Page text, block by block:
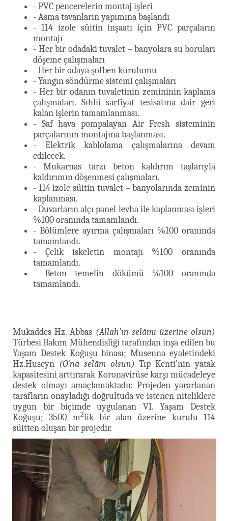
- PVC pencerelerin montaj işleri
- Asma tavanların yapımına başlandı
- 114 izole süitin inşaatı için PVC parçaların
montajı
- Her bir odadaki tuvalet – banyolara su boruları
döşeme çalışmaları
- Her bir odaya şofben kurulumu
- Yangın söndürme sistemi çalışmaları
- Her bir odanın tuvaletinin zemininin kaplama
çalışmaları. Sıhhi sarfiyat tesisatına dair geri
kalan işlerin tamamlanması.
- Saf hava pompalayan Air Fresh sisteminin
parçalarının montajına başlanması.
- Elektrik kablolama çalışmalarına devam
edilecek.
- Mukarnas tarzı beton kaldırım taşlarıyla
kaldırımın döşenmesi çalışmaları.
- 114 izole süitin tuvalet – banyolarında zeminin
kaplanması.
- Duvarların alçı panel levha ile kaplanması işleri
%100 oranında tamamlandı.
- Bölümlere ayırma çalışmaları %100 oranında
tamamlandı.
- Çelik iskeletin montajı %100 oranında
tamamlandı.
- Beton temelin dökümü %100 oranında
tamamlandı.
Mukaddes Hz. Abbas (Allah’ın selâmı üzerine olsun)
Türbesi Bakım Mühendisliği tarafından inşa edilen bu
Yaşam Destek Koğuşu binası; Musenna eyaletindeki
Hz.Huseyn (O’na selâm olsun) Tıp Kenti’nin yatak
kapasitesini arttırarak Koronavirüse karşı mücadeleye
destek olmayı amaçlamaktadır. Projeden yararlanan
tarafların onayladığı doğrultuda ve istenen niteliklere
uygun bir biçimde uygulanan VI. Yaşam Destek
Koğuşu; 3500 m2lik bir alan üzerine kurulu 114
süitten oluşan bir projedir.